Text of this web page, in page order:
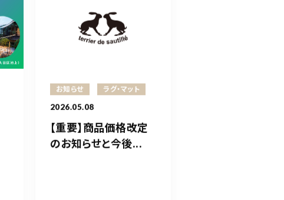
お知らせ ラグ・マット
2026.05.08
【重要】商品価格改定
のお知らせと今後...